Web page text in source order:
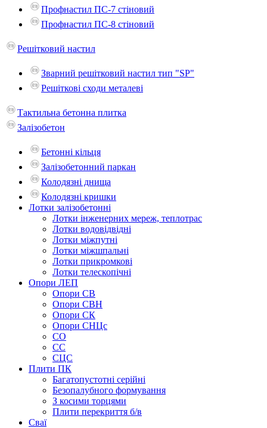
Профнастил ПС-7 стіновий
Профнастил ПС-8 стіновий
Решітковий настил
Зварний решітковий настил тип "SP"
Решіткові сходи металеві
Тактильна бетонна плитка
Залізобетон
Бетонні кільця
Залізобетонний паркан
Колодязні днища
Колодязні кришки
Лотки залізобетонні
Лотки інженерних мереж, теплотрас
Лотки водовідвідні
Лотки міжпутні
Лотки міжшпальні
Лотки прикромкові
Лотки телескопічні
Опори ЛЕП
Опори СВ
Опори СВН
Опори СК
Опори СНЦс
СО
СС
СЦС
Плити ПК
Багатопустотні серійні
Безопалубного формування
З косими торцями
Плити перекриття б/в
Сваї